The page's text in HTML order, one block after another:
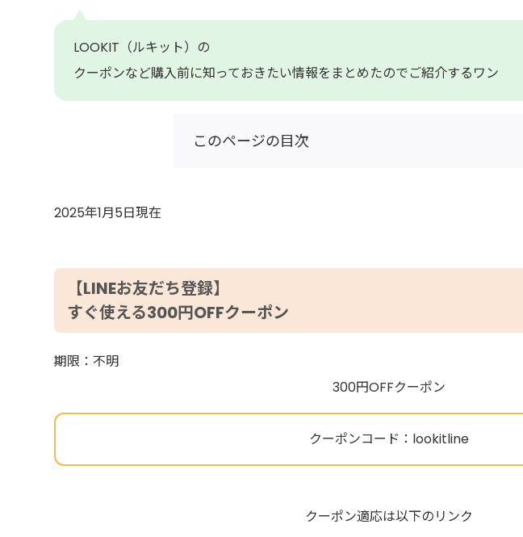
LOOKIT（ルキット）の
クーポンなど購入前に知っておきたい情報をまとめたのでご紹介するワン
このページの目次
2025年1月5日現在
【LINEお友だち登録】
すぐ使える300円OFFクーポン
期限：不明
300円OFFクーポン
クーポンコード：lookitline
クーポン適応は以下のリンク